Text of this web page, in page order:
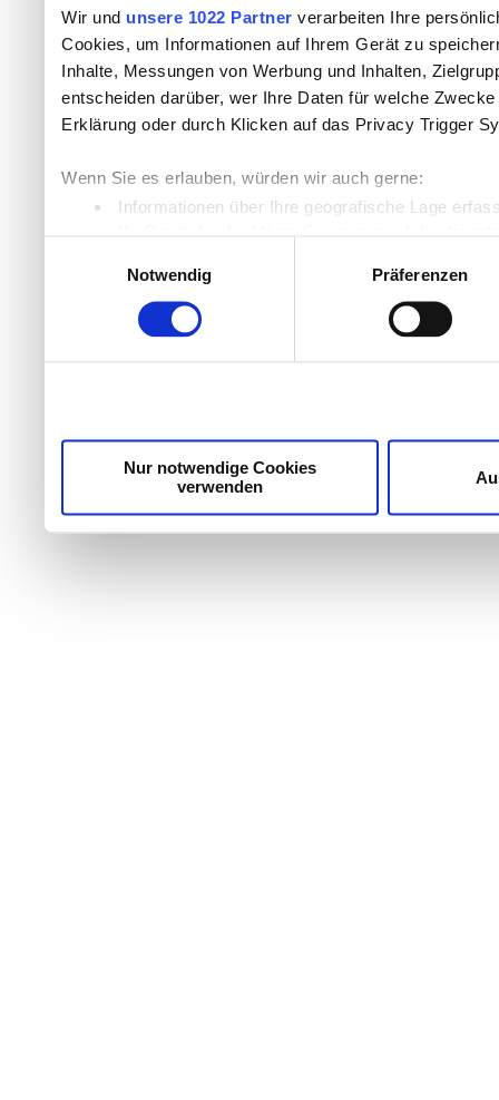
Wir und unsere 1022 Partner verarbeiten Ihre
Cookies, um Informationen auf Ihrem Gerät zu
Inhalte, Messungen von Werbung und Inhalten,
entscheiden darüber, wer Ihre Daten für welche
Erklärung oder durch Klicken auf das Privacy Trigger
Wenn Sie es erlauben, würden wir auch gerne:
Informationen über Ihre geografische Lage
Ihr Gerät durch aktives Scannen nach
Wir verwenden Cookies, um Inhalte und Anzeigen zu
die Zugriffe auf unsere Website zu analysieren.
Dienste gesammelt haben.
Notwendig
Präferenzen
Nur notwendige Cookies
verwenden